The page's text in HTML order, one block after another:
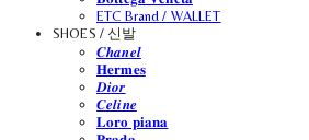
ETC Brand / WALLET
SHOES / 신발
𝑪𝒉𝒂𝒏𝒆𝒍
𝐇𝐞𝐫𝐦𝐞𝐬
𝑫𝒊𝒐𝒓
𝑪𝒆𝒍𝒊𝒏𝒆
𝐋𝐨𝐫𝐨 𝐩𝐢𝐚𝐧𝐚